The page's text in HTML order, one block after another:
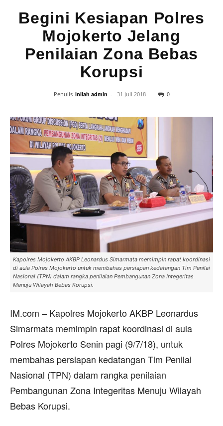
Begini Kesiapan Polres
Mojokerto Jelang
Penilaian Zona Bebas
Korupsi
Penulis inilah admin - 31 Juli 2018 0
Kapolres Mojokerto AKBP Leonardus Simarmata memimpin rapat koordinasi
di aula Polres Mojokerto untuk membahas persiapan kedatangan Tim Penilai
Nasional (TPN) dalam rangka penilaian Pembangunan Zona Integeritas
Menuju Wilayah Bebas Korupsi.
IM.com – Kapolres Mojokerto AKBP Leonardus
Simarmata memimpin rapat koordinasi di aula
Polres Mojokerto Senin pagi (9/7/18), untuk
membahas persiapan kedatangan Tim Penilai
Nasional (TPN) dalam rangka penilaian
Pembangunan Zona Integeritas Menuju Wilayah
Bebas Korupsi.